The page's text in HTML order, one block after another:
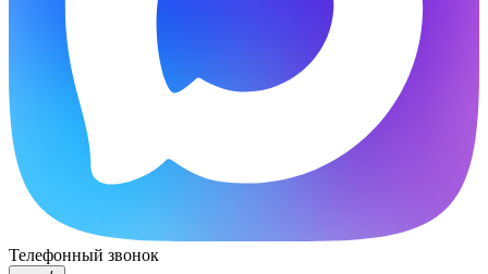
Телефонный звонок